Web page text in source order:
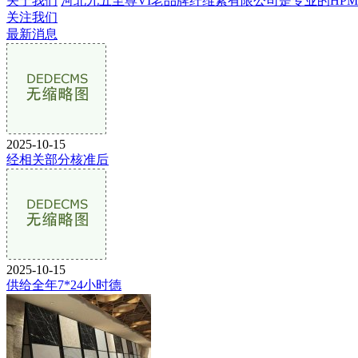
关注我们
最新消息
2025-10-15
经相关部分核准后
2025-10-15
供给全年7*24小时德